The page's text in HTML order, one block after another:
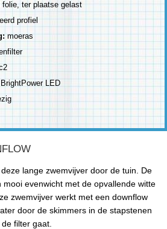
folie, ter plaatse gelast
profiel
moeras
LED
lange zwemvijver door de tuin. De
evenwicht met de opvallende witte
zwemvijver werkt met een downflow
door de skimmers in de stapstenen
filter gaat.